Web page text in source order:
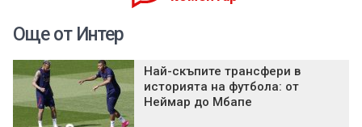
Още от Интер
Най-скъпите трансфери в
историята на футбола: от
Неймар до Мбапе